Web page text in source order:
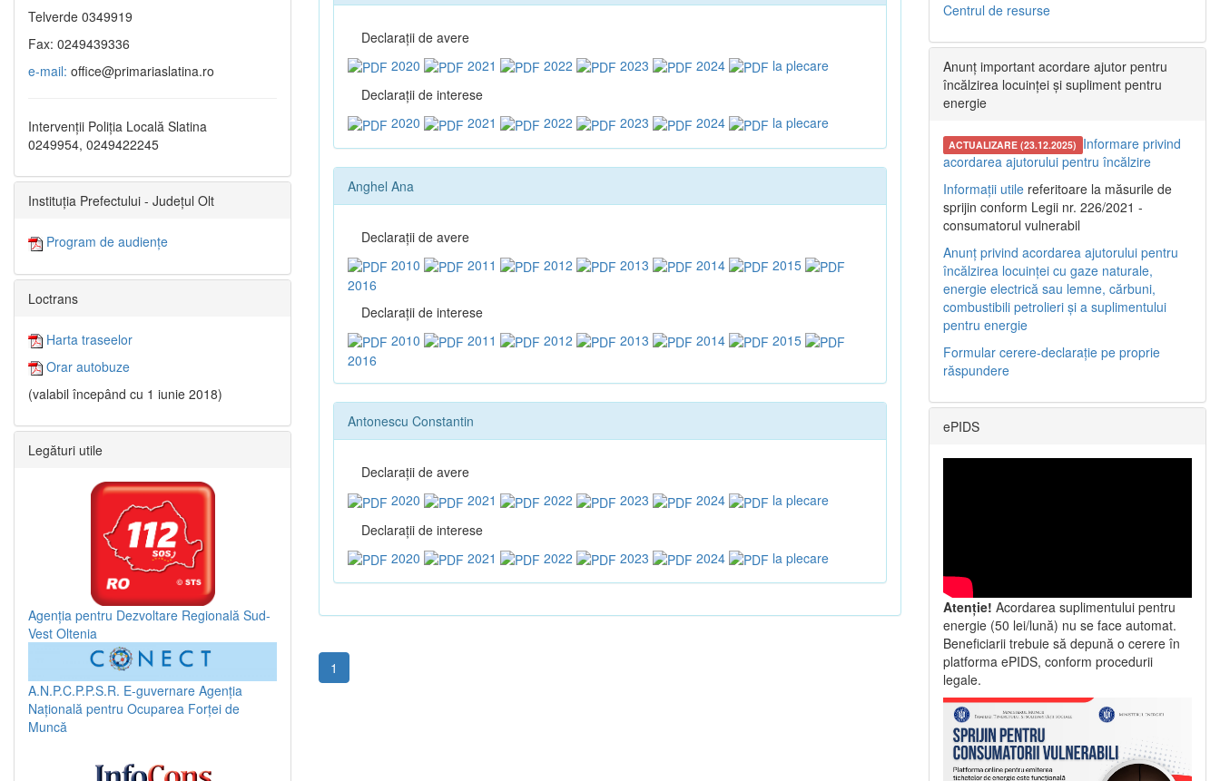
Declaraţii de avere
2020
2021 2022 2023 2024
la plecare
Declaraţii de interese
2020
2021 2022 2023 2024 la plecare
Anghel Ana
Declaraţii de avere
2010
2011 2012 2013 2014
2015
2016
Declaraţii de interese
2010
2011 2012 2013 2014
2015
2016
Antonescu Constantin
Declaraţii de avere
2020
2021 2022 2023 2024
la plecare
Declaraţii de interese
2020
2021 2022 2023 2024 la plecare
1
Telverde 0349919
Fax: 0249439336
e-mail: office@primariaslatina.ro
Intervenții Poliția Locală Slatina
0249954, 0249422245
Instituția Prefectului - Județul Olt
Program de audiențe
Loctrans
Harta traseelor
Orar autobuze
(valabil începând cu 1 iunie 2018)
Legături utile
Agenția pentru Dezvoltare Regională Sud-
Vest Oltenia
A.N.P.C.P.P.S.R. E-guvernare Agenția
Națională pentru Ocuparea Forței de
Muncă
Centrul de resurse
Anunț important acordare ajutor pentru
încălzirea locuinței și supliment pentru
energie
ACTUALIZARE (23.12.2025) Informare privind
acordarea ajutorului pentru încălzire
Informații utile referitoare la măsurile de
sprijin conform Legii nr. 226/2021 -
consumatorul vulnerabil
Anunț privind acordarea ajutorului pentru
încălzirea locuinței cu gaze naturale,
energie electrică sau lemne, cărbuni,
combustibili petrolieri și a suplimentului
pentru energie
Formular cerere-declarație pe proprie
răspundere
ePIDS
Atenție! Acordarea suplimentului pentru
energie (50 lei/lună) nu se face automat.
Beneficiarii trebuie să depună o cerere în
platforma ePIDS, conform procedurii
legale.